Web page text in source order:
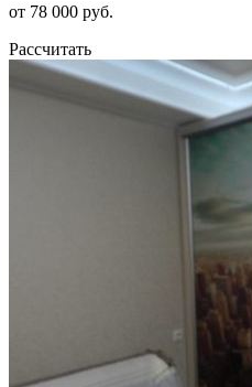
от 78 000 руб.
Рассчитать